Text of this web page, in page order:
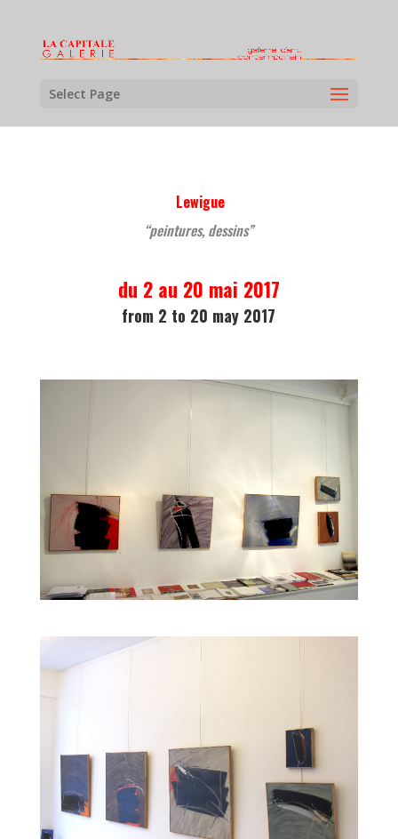
Select Page
Lewigue
“peintures, dessins”
du 2 au 20 mai 2017
from 2 to 20 may 2017